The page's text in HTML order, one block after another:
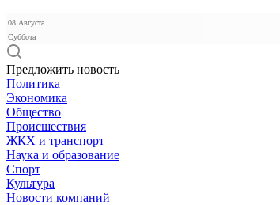
08 Августа
Суббота
Предложить новость
Политика
Экономика
Общество
Происшествия
ЖКХ и транспорт
Наука и образование
Спорт
Культура
Новости компаний